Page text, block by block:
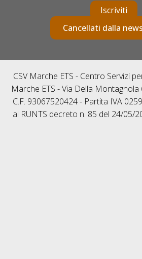
Iscriviti
Cancellati dalla
CSV Marche ETS - Centro Servizi
Marche ETS - Via Della
C.F. 93067520424 - Partita IVA
al RUNTS decreto n. 85 del 24/05/